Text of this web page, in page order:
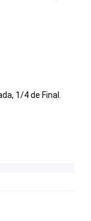
1/4 de Final.